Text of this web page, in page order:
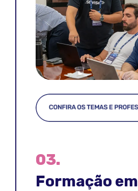
03.
Formação em